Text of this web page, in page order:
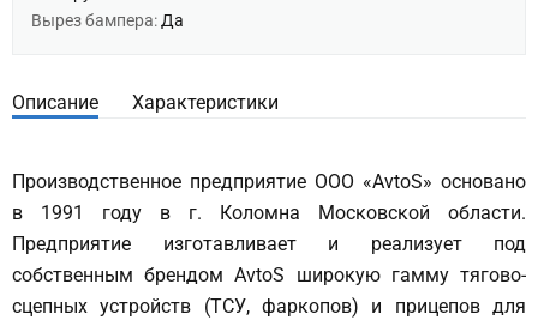
Вырез бампера: Да
Описание Характеристики
Производственное предприятие ООО «AvtoS» основано
в 1991 году в г. Коломна Московской области.
Предприятие изготавливает и реализует под
собственным брендом AvtoS широкую гамму тягово-
сцепных устройств (ТСУ, фаркопов) и прицепов для